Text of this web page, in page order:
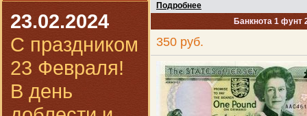
23.02.2024
С праздником
23 Февраля!
В день
Подробнее
Банкнота 1 фунт
350 руб.